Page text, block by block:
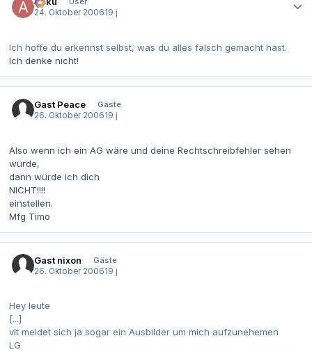
24. Oktober 200619 j
Ich hoffe du erkennst selbst, was du alles falsch gemacht hast.
Ich denke nicht!
Gast Peace
Gäste
26. Oktober 200619 j
Also wenn ich ein AG wäre und deine Rechtschreibfehler sehen
würde,
dann würde ich dich
NICHT!!!!
einstellen.
Mfg Timo
Gast nixon
Gäste
26. Oktober 200619 j
Hey leute
[...]
vlt meldet sich ja sogar ein Ausbilder um mich aufzunehemen
LG